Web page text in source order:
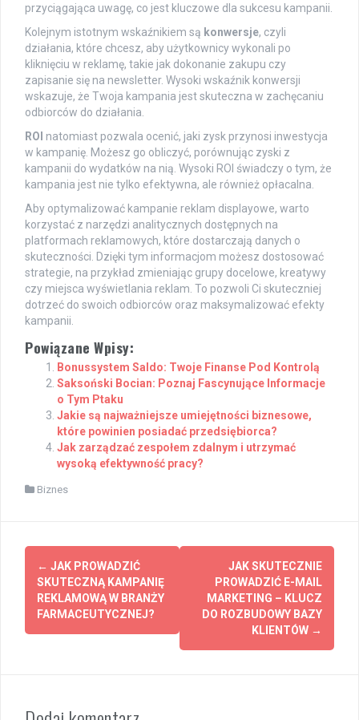
przyciągająca uwagę, co jest kluczowe dla sukcesu kampanii.
Kolejnym istotnym wskaźnikiem są konwersje, czyli
działania, które chcesz, aby użytkownicy wykonali po
kliknięciu w reklamę, takie jak dokonanie zakupu czy
zapisanie się na newsletter. Wysoki wskaźnik konwersji
wskazuje, że Twoja kampania jest skuteczna w zachęcaniu
odbiorców do działania.
ROI natomiast pozwala ocenić, jaki zysk przynosi inwestycja
w kampanię. Możesz go obliczyć, porównując zyski z
kampanii do wydatków na nią. Wysoki ROI świadczy o tym, że
kampania jest nie tylko efektywna, ale również opłacalna.
Aby optymalizować kampanie reklam displayowe, warto
korzystać z narzędzi analitycznych dostępnych na
platformach reklamowych, które dostarczają danych o
skuteczności. Dzięki tym informacjom możesz dostosować
strategie, na przykład zmieniając grupy docelowe, kreatywy
czy miejsca wyświetlania reklam. To pozwoli Ci skuteczniej
dotrzeć do swoich odbiorców oraz maksymalizować efekty
kampanii.
Powiązane Wpisy:
Bonussystem Saldo: Twoje Finanse Pod Kontrolą
Saksoński Bocian: Poznaj Fascynujące Informacje
o Tym Ptaku
Jakie są najważniejsze umiejętności biznesowe,
które powinien posiadać przedsiębiorca?
Jak zarządzać zespołem zdalnym i utrzymać
wysoką efektywność pracy?
Biznes
Post
navigation
← JAK PROWADZIĆ
SKUTECZNĄ KAMPANIĘ
REKLAMOWĄ W BRANŻY
FARMACEUTYCZNEJ?
JAK SKUTECZNIE
PROWADZIĆ E-MAIL
MARKETING – KLUCZ
DO ROZBUDOWY BAZY
KLIENTÓW →